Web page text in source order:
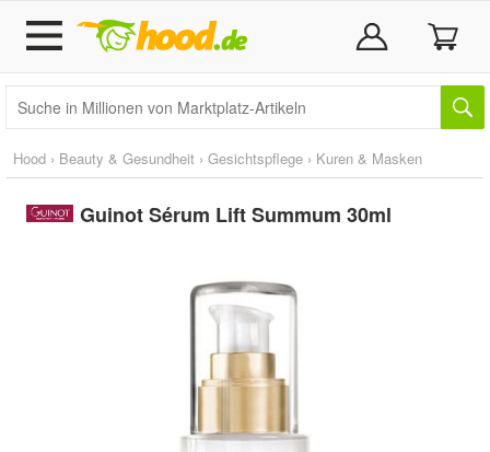
Hood › Beauty & Gesundheit › Gesichtspflege › Kuren & Masken
Guinot Sérum Lift Summum 30ml